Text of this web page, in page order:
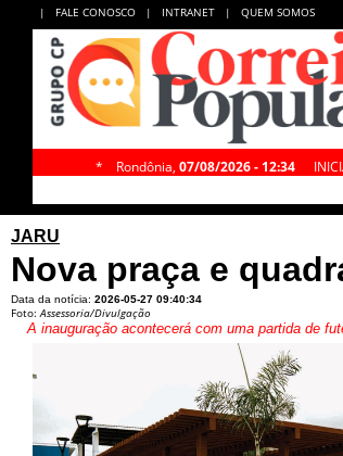
| FALE CONOSCO | INTRANET | QUEM SOMOS
* Rondônia, 07/08/2026 - 12:34
JARU
Nova praça e
Data da notícia: 2026-05-27 09:40:34
Foto:Assessoria/Divulgação
A inauguração acontecerá com uma partida de